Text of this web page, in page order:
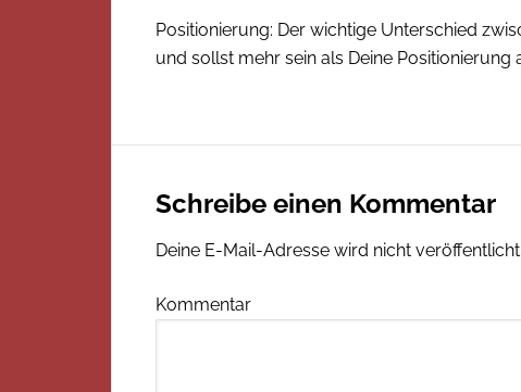
Positionierung: Der wichtige Unterschied
und sollst mehr sein als Deine Positionierung
Schreibe einen Kommentar
Deine E-Mail-Adresse wird nicht veröffentlicht.
Kommentar